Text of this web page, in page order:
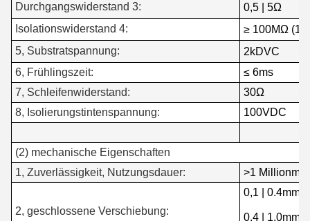
Durchgangswiderstand 3:
0,5 | 5Ω
Isolationswiderstand 4:
≥ 100MΩ
5, Substratspannung:
2kDVC
6, Frühlingszeit:
≤ 6ms
7, Schleifenwiderstand:
30Ω
8, Isolierungstintenspannung:
100VDC
(2) mechanische Eigenschaften
1, Zuverlässigkeit, Nutzungsdauer:
>1 Millionmal
2, geschlossene Verschiebung:
0,1 | 0.4mm
0,4 | 1.0mm